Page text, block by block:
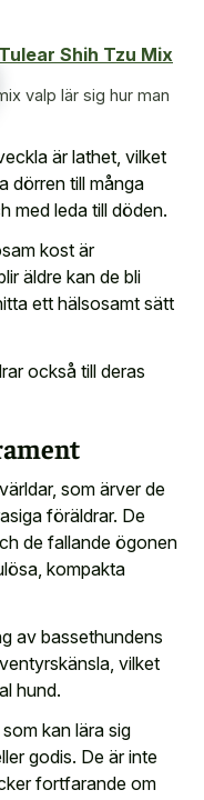
Shih Tzu Mix
valp lär sig hur man
är lathet, vilket
dörren till många
med leda till döden.
kost är
äldre kan de bli
ett hälsosamt sätt
också till deras
som ärver de
föräldrar. De
de fallande ögonen
kompakta
av bassethundens
vilket
hund.
kan lära sig
godis. De är inte
fortfarande om